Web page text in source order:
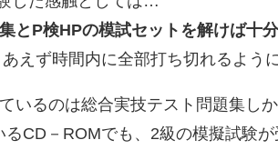
とP検HPの模試セットを解けば十分
えず時間内に全部打ち切れるよう
いるのは総合実技テスト問題集しか
るCD－ROMでも、2級の模擬試験